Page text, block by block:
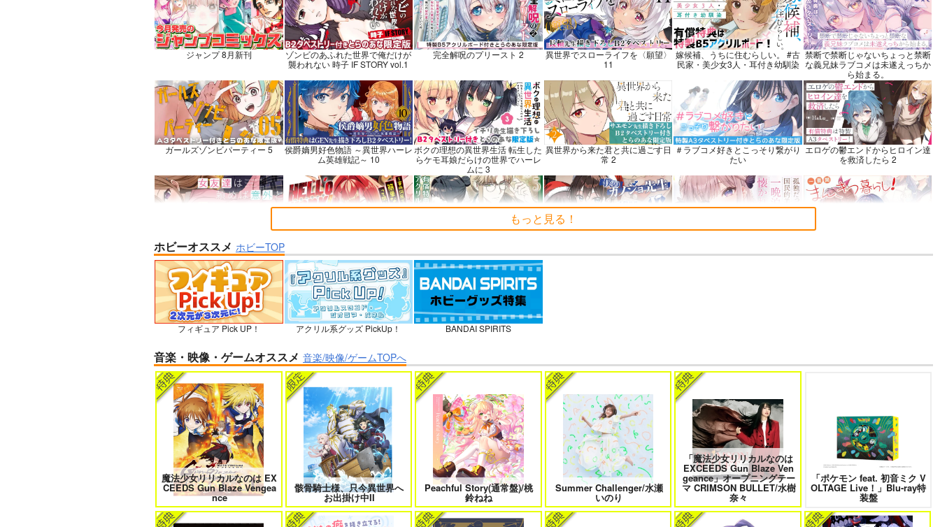
ジャンプ 8月新刊
ゾンビのあふれた世界で俺だけが
襲われない 時子 IF STORY vol.1
完全解呪のプリースト 2
異世界でスローライフを〈願望〉
11
嫁候補、うちに住むらしい。 #古
民家・美少女3人・耳付き幼馴染
禁断で禁断じゃないちょっと禁断
な義兄妹ラブコメは未遂えっちか
ら始まる。
ガールズゾンビパーティー 5
侯爵嫡男好色物語 ～異世界ハーレ
ム英雄戦記～ 10
ボクの理想の異世界生活 転生した
らケモ耳娘だらけの世界でハーレ
ムに 3
異世界から来た君と共に過ごす日
常 2
＃ラブコメ好きとこっそり繋がり
たい
エロゲの鬱エンドからヒロイン達
を救済したら 2
女友達は頼めば意外とヤらせてく
れる 8
石を崩すだけの簡単なお仕事って
聞いたのに～
5
晩泊めたら懐かれた
もっと見る！
ホビーオススメ ホビーTOP
フィギュア Pick UP！ アクリル系グッズ PickUp！ BANDAI SPIRITS
音楽・映像・ゲームオススメ 音楽/映像/ゲームTOPへ
魔法少女リリカルなのは EX
CEEDS Gun Blaze Vengea
nce
骸骨騎士様、只今異世界へ
お出掛け中II
Peachful Story(通常盤)/桃
鈴ねね
Summer Challenger/水瀬
いのり
「魔法少女リリカルなのは
EXCEEDS Gun Blaze Ven
geance」オープニングテー
マ CRIMSON BULLET/水樹
奈々
「ポケモン feat. 初音ミク V
OLTAGE Live！」Blu-ray特
装盤